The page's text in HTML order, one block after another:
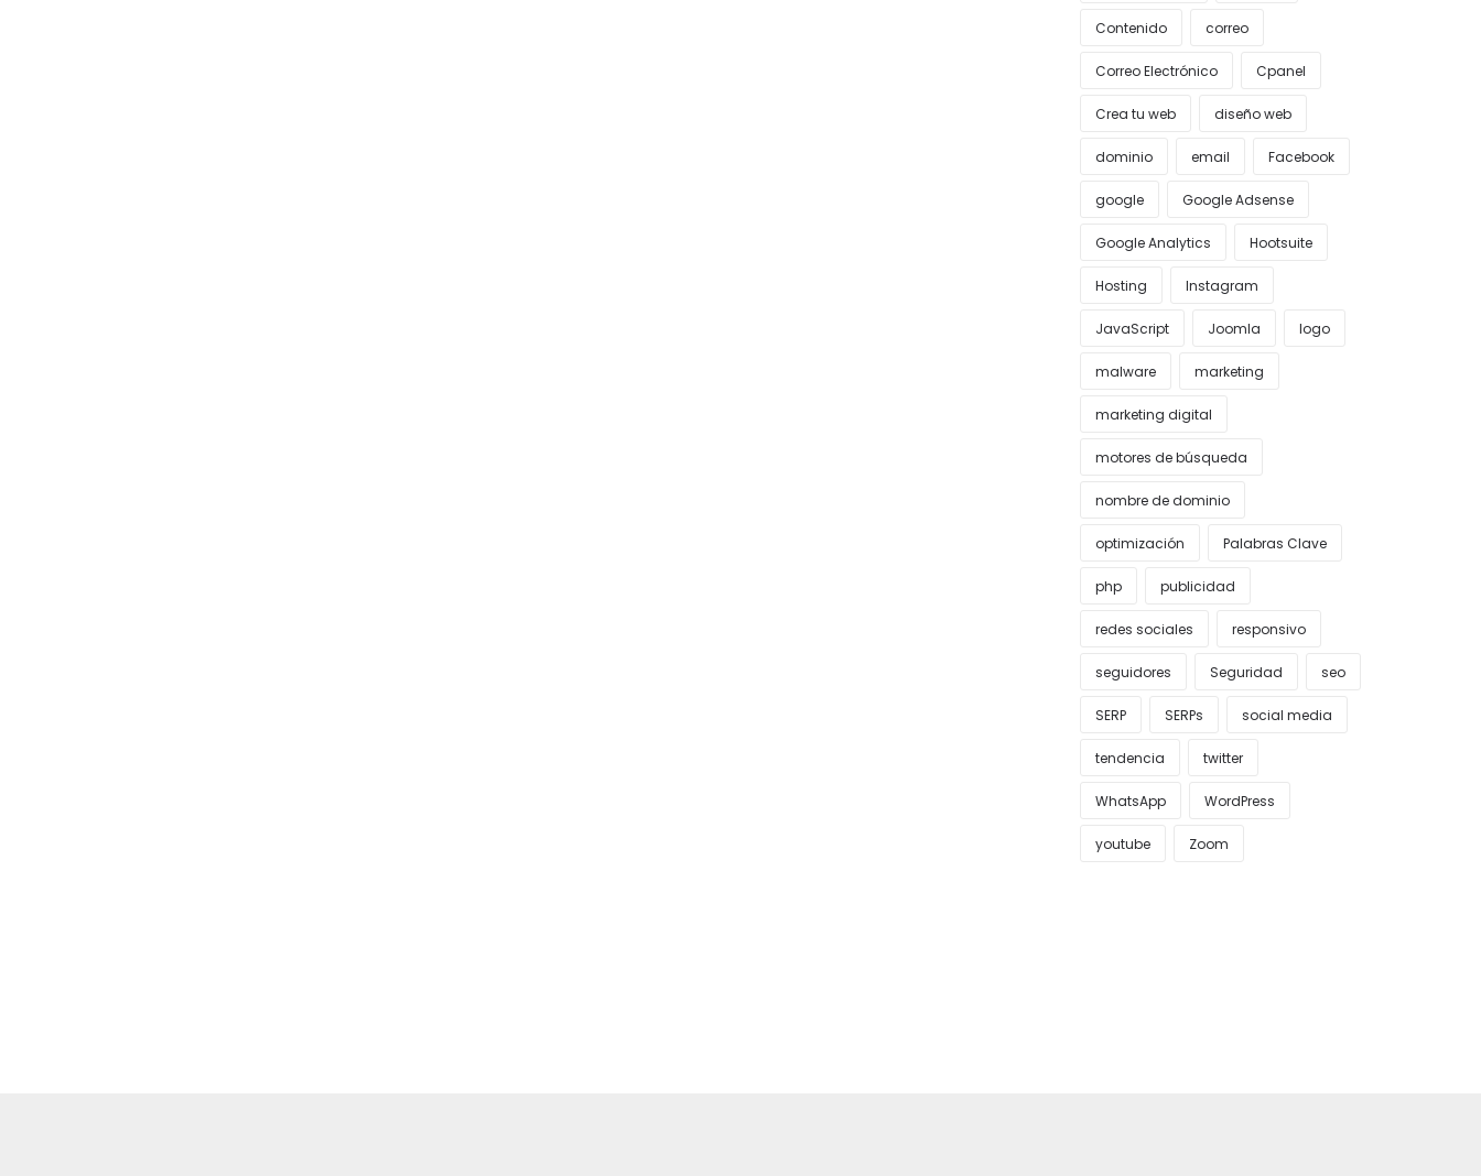
Contenido correo
Correo Electrónico Cpanel
Crea tu web diseño web
dominio email Facebook
google Google Adsense
Google Analytics Hootsuite
Hosting Instagram
JavaScript Joomla logo
malware marketing
marketing digital
motores de búsqueda
nombre de dominio
optimización Palabras Clave
php publicidad
redes sociales responsivo
seguidores Seguridad seo
SERP SERPs social media
tendencia twitter
WhatsApp WordPress
youtube Zoom